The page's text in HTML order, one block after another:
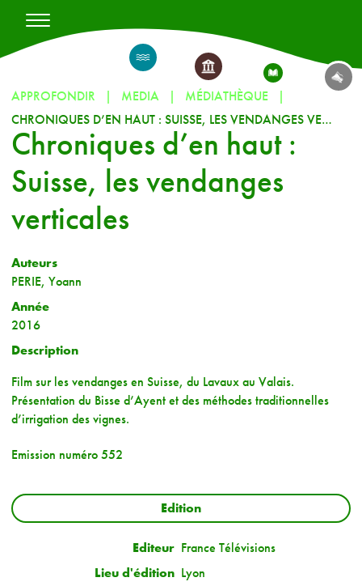
APPROFONDIR MEDIA
MÉDIATHÈQUE
CHRONIQUES D’EN HAUT : SUISSE, LES VENDANGES VERTICALES
Chroniques d’en haut :
Suisse, les vendanges
verticales
Auteurs
PERIE, Yoann
Année
2016
Description
Film sur les vendanges en Suisse, du Lavaux au Valais.
Présentation du Bisse d’Ayent et des méthodes traditionnelles
d’irrigation des vignes.
Emission numéro 552
Edition
Editeur France Télévisions
Lieu d'édition Lyon